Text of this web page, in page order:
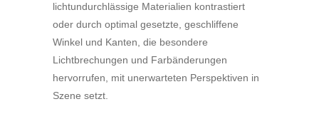
lichtundurchlässige Materialien kontrastiert
oder durch optimal gesetzte, geschliffene
Winkel und Kanten, die besondere
Lichtbrechungen und Farbänderungen
hervorrufen, mit unerwarteten Perspektiven in
Szene setzt.